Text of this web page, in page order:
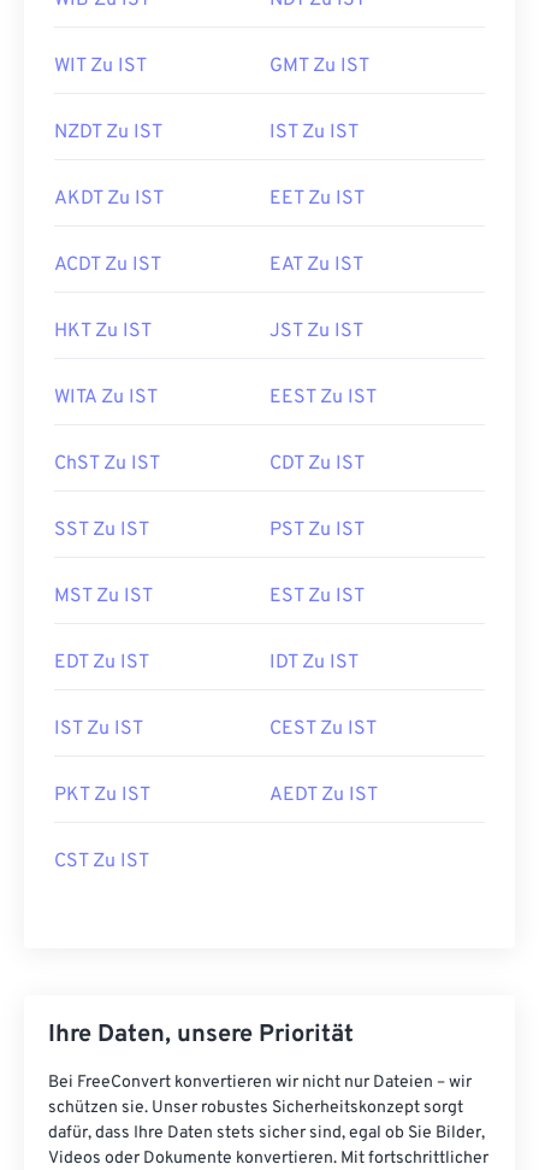
WIT Zu IST GMT Zu IST
NZDT Zu IST IST Zu IST
AKDT Zu IST EET Zu IST
ACDT Zu IST EAT Zu IST
HKT Zu IST JST Zu IST
WITA Zu IST EEST Zu IST
ChST Zu IST CDT Zu IST
SST Zu IST PST Zu IST
MST Zu IST EST Zu IST
EDT Zu IST IDT Zu IST
IST Zu IST CEST Zu IST
PKT Zu IST AEDT Zu IST
CST Zu IST
Ihre Daten, unsere Priorität
Bei FreeConvert konvertieren wir nicht nur Dateien – wir
schützen sie. Unser robustes Sicherheitskonzept sorgt
dafür, dass Ihre Daten stets sicher sind, egal ob Sie Bilder,
Videos oder Dokumente konvertieren. Mit fortschrittlicher